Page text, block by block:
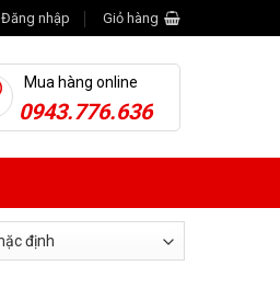
Đăng nhập Giỏ hàng
Mua hàng online
0943.776.636